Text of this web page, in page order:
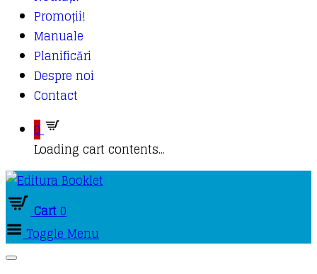
Promoții!
Manuale
Planificări
Despre noi
Contact
0
Loading cart contents...
Cart0
Toggle Menu